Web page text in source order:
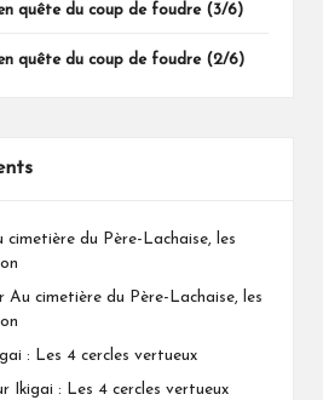
quête du coup de foudre (3/6)
quête du coup de foudre (2/6)
cimetière du Père-Lachaise, les
Au cimetière du Père-Lachaise, les
: Les 4 cercles vertueux
Ikigai : Les 4 cercles vertueux